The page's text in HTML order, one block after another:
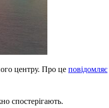
центру. Про це повідомляє
спостерігають.